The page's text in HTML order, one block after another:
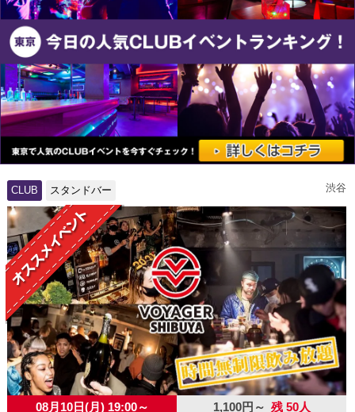
CLUB スタンドバー 渋谷
08月10日(月) 19:00～ 1,100円～ 残 50人